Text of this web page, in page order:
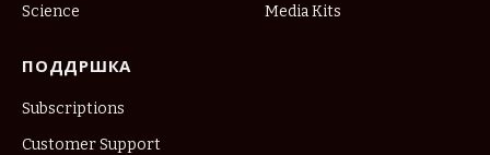
Science
Media Kits
ПОДДРШКА
Subscriptions
Customer Support